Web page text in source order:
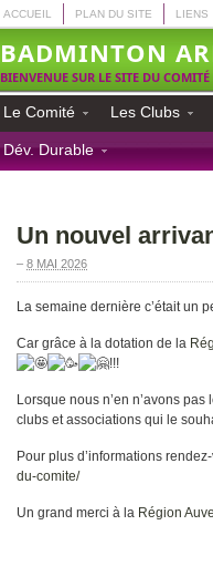
ACCUEIL PLAN DU SITE LIENS
BADMINTON
BIENVENUE SUR LE SITE DU
Le Comité Les Clubs
Dév. Durable
Un nouvel
– 8 MAI 2026
La semaine dernière c’était un
Car grâce à la dotation de la
!!!
Lorsque nous n’en n’avons
clubs et associations qui le
Pour plus d’informations
du-comite/
Un grand merci à la Région